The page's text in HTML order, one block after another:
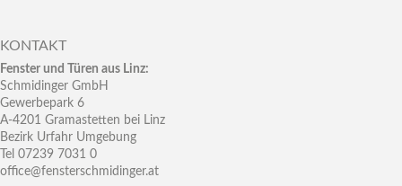
KONTAKT
Fenster und Türen aus Linz:
Schmidinger GmbH
Gewerbepark 6
A-4201 Gramastetten bei Linz
Bezirk Urfahr Umgebung
Tel 07239 7031 0
office@fensterschmidinger.at